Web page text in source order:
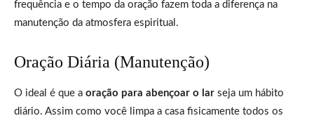
frequência e o tempo da oração fazem toda a diferença na
manutenção da atmosfera espiritual.
Oração Diária (Manutenção)
O ideal é que a oração para abençoar o lar seja um hábito
diário. Assim como você limpa a casa fisicamente todos os